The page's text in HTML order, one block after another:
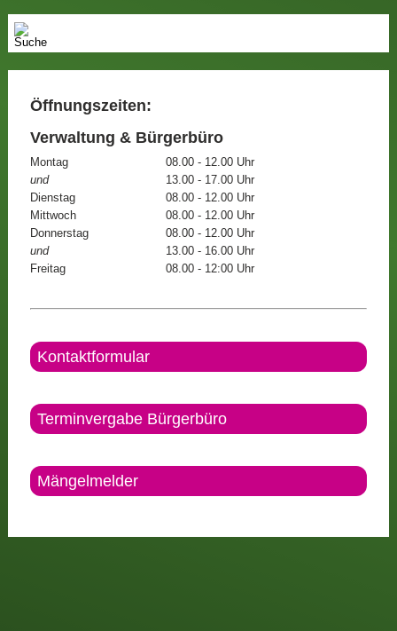
Öffnungszeiten:
Verwaltung & Bürgerbüro
Montag
08.00 - 12.00 Uhr
und
13.00 - 17.00 Uhr
Dienstag
08.00 - 12.00 Uhr
Mittwoch
08.00 - 12.00 Uhr
Donnerstag
08.00 - 12.00 Uhr
und
13.00 - 16.00 Uhr
Freitag
08.00 - 12:00 Uhr
Kontaktformular
Terminvergabe Bürgerbüro
Mängelmelder